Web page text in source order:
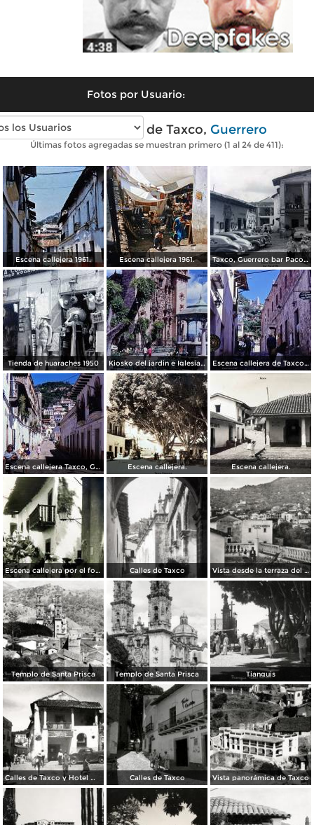
Fotos por Usuario:
Fotos antiguas de Taxco, Guerrero
Últimas fotos agregadas se muestran primero (1 al 24 de 411):
Escena callejera 1961. Escena callejera 1961. Taxco, Guerrero bar Paco 1950
Tienda de huaraches 1950 Kiosko del jardin e Iglesia de Taxco, Guerrero 1967. Escena callejera de Taxco, Guerrero 1967.
Escena callejera Taxco, Guerrero 1967. Escena callejera. Escena callejera.
Escena callejera por el fotografo Hugo Brehme. Calles de Taxco Vista desde la terraza del Hotel Taxqueño
Templo de Santa Prisca Templo de Santa Prisca Tianguis
Calles de Taxco y Hotel Meléndez (izq.) Calles de Taxco Vista panorámica de Taxco